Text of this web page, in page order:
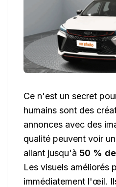
Ce n'est un secret
humains sont des
annonces avec des
qualité peuvent voir
allant jusqu'à 50 %
Les visuels améliorés
immédiatement l'œil.